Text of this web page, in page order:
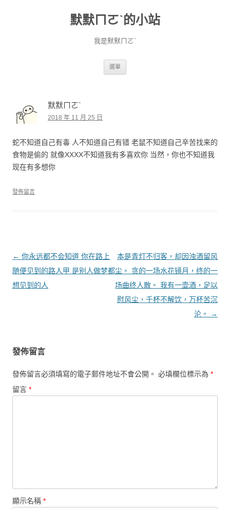
默默ㄇㄛˋ的小站
我是默默ㄇㄛˋ
選單
默默ㄇㄛˋ
2018 年 11 月 25 日
蛇不知道自己有毒 人不知道自己有错 老鼠不知道自己辛苦找来的
食物是偷的 就像XXXX不知道我有多喜欢你 当然，你也不知道我
现在有多想你
發佈留言
文章導覽
← 你永远都不会知道 你在路上
随便见到的路人甲 是别人做梦都
想见到的人
本是青灯不归客，却因浊酒留风
尘。 贪的一场水花镜月，终的一
场曲终人散。 我有一壶酒，足以
慰风尘，千杯不解饮，万杯苦沉
沦。
→
發佈留言
發佈留言必須填寫的電子郵件地址不會公開。 必填欄位標示為 *
留言 *
顯示名稱 *